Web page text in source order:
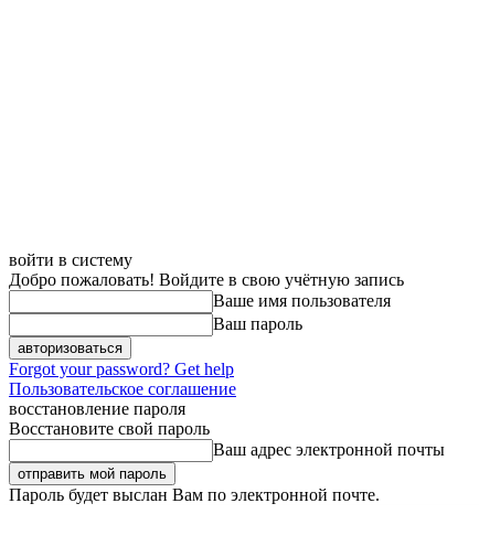
войти в систему
Добро пожаловать! Войдите в свою учётную запись
Ваше имя пользователя
Ваш пароль
Forgot your password? Get help
Пользовательское соглашение
восстановление пароля
Восстановите свой пароль
Ваш адрес электронной почты
Пароль будет выслан Вам по электронной почте.